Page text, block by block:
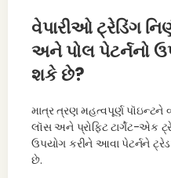
વેપારીઓ ટ્રેડિંગ
અને પોલ પેટર્નનો
શકે છે?
માત્ર ત્રણ મહત્વપૂર્ણ પૉઇન્ટને
લૉસ અને પ્રોફિટ ટાર્ગેટ-એક
ઉપયોગ કરીને આવા પેટર્નને
છે.